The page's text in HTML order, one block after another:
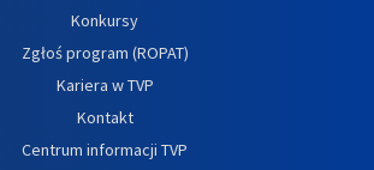
Konkursy
Zgłoś program (ROPAT)
Kariera w TVP
Kontakt
Centrum informacji TVP